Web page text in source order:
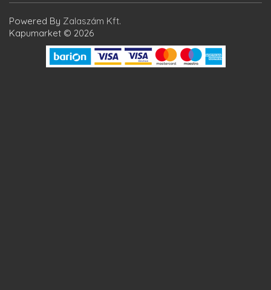
Powered By Zalaszám Kft.
Kapumarket © 2026